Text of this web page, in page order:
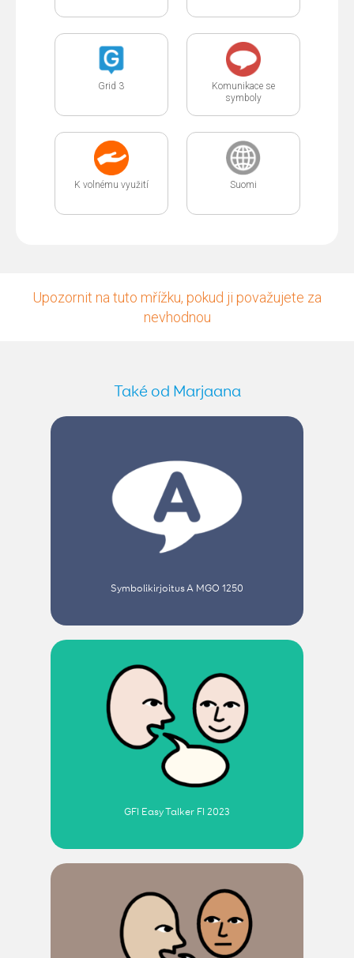
Grid 3
Komunikace se
symboly
K volnému využití Suomi
Upozornit na tuto mřížku, pokud ji považujete za
nevhodnou
Také od Marjaana
Symbolikirjoitus A MGO 1250
GFI Easy Talker FI 2023